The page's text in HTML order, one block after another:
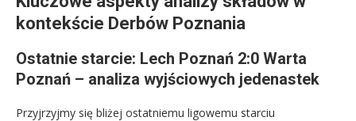
kontekście Derbów Poznania
Ostatnie starcie: Lech Poznań 2:0 Warta
Poznań – analiza wyjściowych jedenastek
Przyjrzyjmy się bliżej ostatniemu ligowemu starciu